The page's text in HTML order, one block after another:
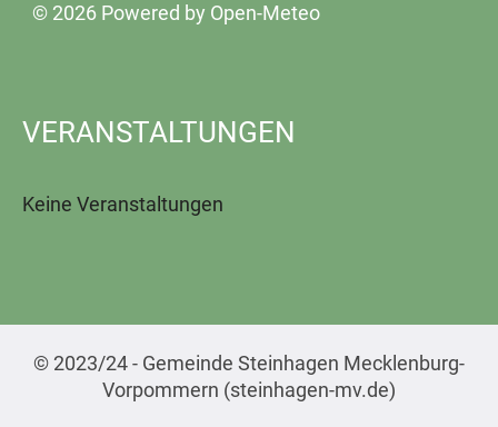
© 2026 Powered by Open-Meteo
VERANSTALTUNGEN
Keine Veranstaltungen
© 2023/24 - Gemeinde Steinhagen Mecklenburg-
Vorpommern (steinhagen-mv.de)